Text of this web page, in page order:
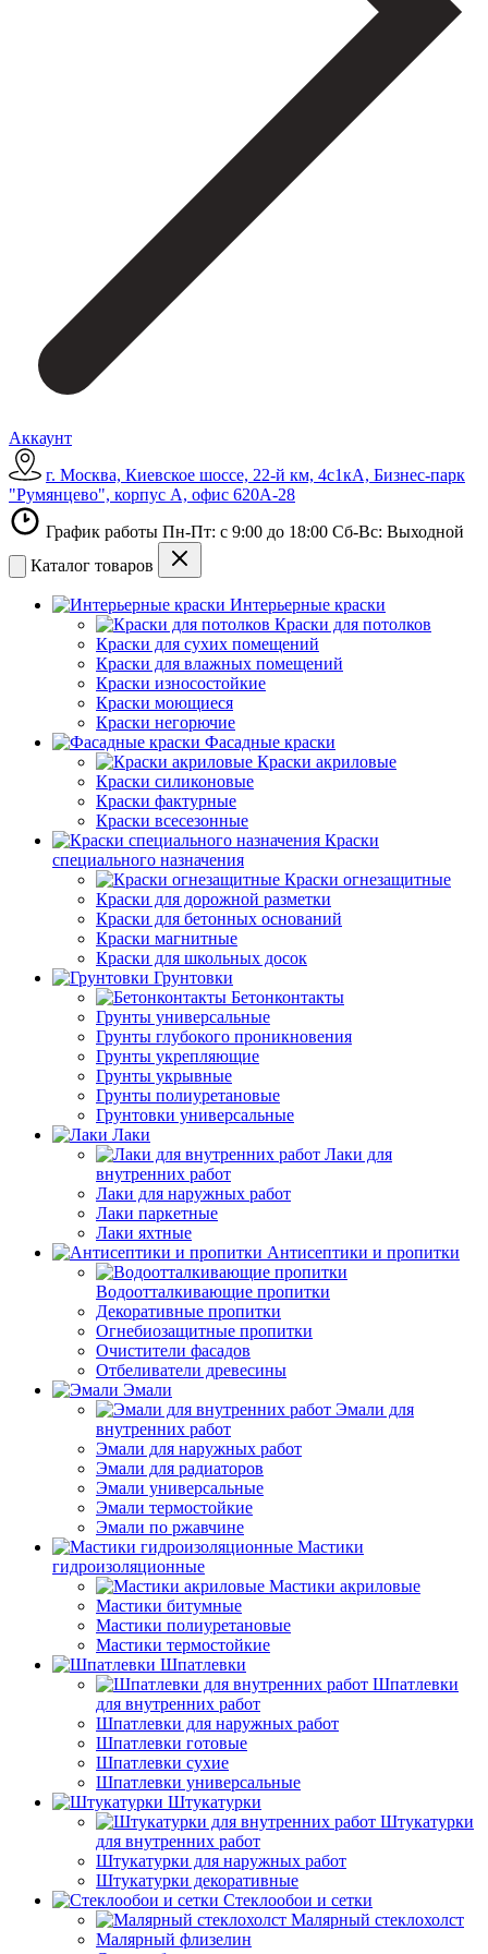
Аккаунт
г. Москва, Киевское шоссе, 22-й км, 4с1кА, Бизнес-парк
"Румянцево", корпус А, офис 620А-28
График работы Пн-Пт: с 9:00 до 18:00 Сб-Вс: Выходной
Каталог товаров
Интерьерные краски
Краски для потолков
Краски для сухих помещений
Краски для влажных помещений
Краски износостойкие
Краски моющиеся
Краски негорючие
Фасадные краски
Краски акриловые
Краски силиконовые
Краски фактурные
Краски всесезонные
Краски
специального назначения
Краски огнезащитные
Краски для дорожной разметки
Краски для бетонных оснований
Краски магнитные
Краски для школьных досок
Грунтовки
Бетонконтакты
Грунты универсальные
Грунты глубокого проникновения
Грунты укрепляющие
Грунты укрывные
Грунты полиуретановые
Грунтовки универсальные
Лаки
Лаки для
внутренних работ
Лаки для наружных работ
Лаки паркетные
Лаки яхтные
Антисептики и пропитки
Водоотталкивающие пропитки
Декоративные пропитки
Огнебиозащитные пропитки
Очистители фасадов
Отбеливатели древесины
Эмали
Эмали для
внутренних работ
Эмали для наружных работ
Эмали для радиаторов
Эмали универсальные
Эмали термостойкие
Эмали по ржавчине
Мастики
гидроизоляционные
Мастики акриловые
Мастики битумные
Мастики полиуретановые
Мастики термостойкие
Шпатлевки
Шпатлевки
для внутренних работ
Шпатлевки для наружных работ
Шпатлевки готовые
Шпатлевки сухие
Шпатлевки универсальные
Штукатурки
Штукатурки
для внутренних работ
Штукатурки для наружных работ
Штукатурки декоративные
Стеклообои и сетки
Малярный стеклохолст
Малярный флизелин